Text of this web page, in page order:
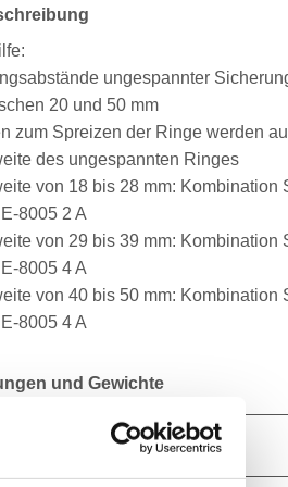
ungespannter
20 und 50 mm
zum Spreizen der Ringe werden
des ungespannten Ringes
von 18 bis 28 mm: Kombination
8005 2 A
von 29 bis 39 mm: Kombination
8005 4 A
von 40 bis 50 mm: Kombination
8005 4 A
und Gewichte